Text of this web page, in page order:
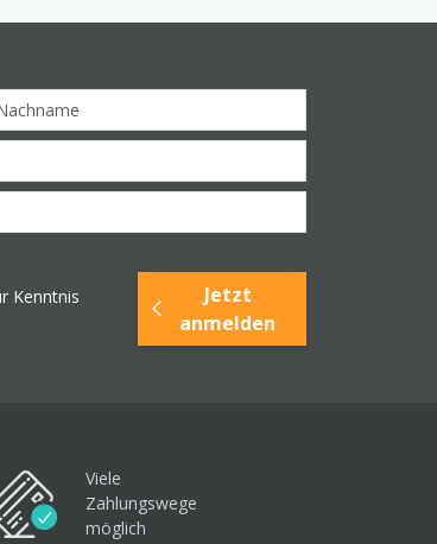
Kenntnis
Jetzt
anmelden
Viele
Zahlungswege
möglich